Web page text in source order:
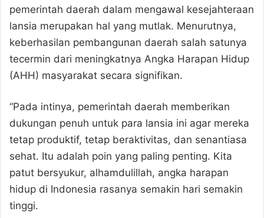
pemerintah daerah dalam mengawal kesejahteraan
lansia merupakan hal yang mutlak. Menurutnya,
keberhasilan pembangunan daerah salah satunya
tecermin dari meningkatnya Angka Harapan Hidup
(AHH) masyarakat secara signifikan.
“Pada intinya, pemerintah daerah memberikan
dukungan penuh untuk para lansia ini agar mereka
tetap produktif, tetap beraktivitas, dan senantiasa
sehat. Itu adalah poin yang paling penting. Kita
patut bersyukur, alhamdulillah, angka harapan
hidup di Indonesia rasanya semakin hari semakin
tinggi.